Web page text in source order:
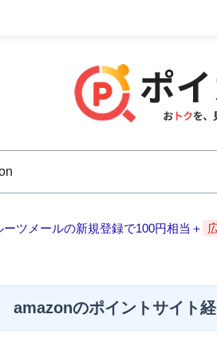
ーツメールの新規登録で100円相当＋
amazonのポイントサイト